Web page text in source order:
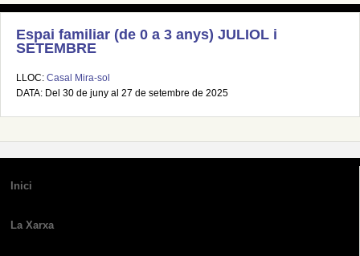
Espai familiar (de 0 a 3 anys) JULIOL i
SETEMBRE
LLOC: Casal Mira-sol
DATA: Del 30 de juny al 27 de setembre de 2025
Inici
La Xarxa